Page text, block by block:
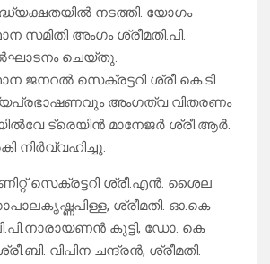
നടത്തി. യോഗം
അംഗം ശ്രീമതി.പി.
ചെയ്തു.
ജനറൽ സെക്രട്ടറി ശ്രീ കെ.ടി
അംഗത്വ വിതരണം
ട്രെയിൻ മാനേജർ ശ്രീ.ആർ.
നിർവ്വഹിച്ചു.
സെക്രട്ടറി ശ്രീ.എൻ. ശൈല
ശ്രീമതി. ഓ.കെ
കുട്ടി, ഡോ. കെ
വിപിന ചന്ദ്രൻ, ശ്രീമതി.